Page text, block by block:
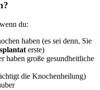
du:
haben (es sei denn, Sie
erste)
haben große gesundheitliche
die Knochenheilung)